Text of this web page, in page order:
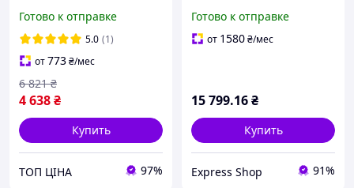
шлифмашина Девольт
125 мм турбинка TC
Готово к отправке
5.0 (1)
от773₴/мес
4 638₴
6 821 ₴
Купить
ТОП ЦІНА 97%
Вт диаметр диска 230 мм
вес 5.86 кг
Готово к отправке
от 1580₴/мес
15 799.16₴
Купить
Express Shop 91%